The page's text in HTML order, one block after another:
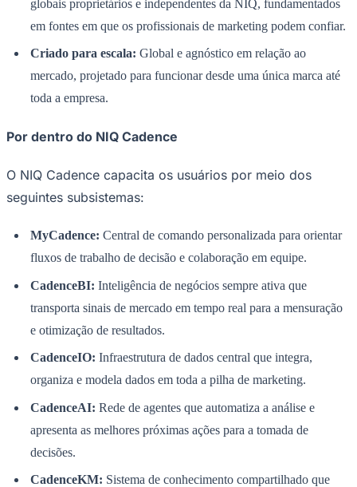
Corinthians
globais proprietários e independentes da NIQ, fundamentados
em fontes em que os profissionais de marketing podem confiar.
Criado para escala: Global e agnóstico em relação ao
mercado, projetado para funcionar desde uma única marca até
toda a empresa.
Por dentro do NIQ Cadence
O NIQ Cadence capacita os usuários por meio dos
seguintes subsistemas:
MyCadence: Central de comando personalizada para orientar
fluxos de trabalho de decisão e colaboração em equipe.
CadenceBI: Inteligência de negócios sempre ativa que
transporta sinais de mercado em tempo real para a mensuração
e otimização de resultados.
CadenceIO: Infraestrutura de dados central que integra,
organiza e modela dados em toda a pilha de marketing.
CadenceAI: Rede de agentes que automatiza a análise e
apresenta as melhores próximas ações para a tomada de
decisões.
CadenceKM: Sistema de conhecimento compartilhado que